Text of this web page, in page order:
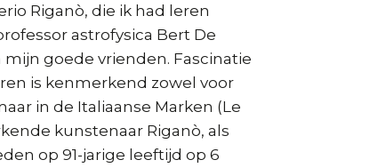
Riganò, die ik had leren
astrofysica Bert De
mijn goede vrienden. Fascinatie
is kenmerkend zowel voor
in de Italiaanse Marken (Le
kunstenaar Riganò, als
op 91-jarige leeftijd op 6